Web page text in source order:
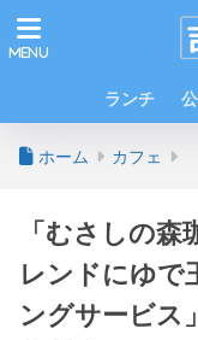
ランチ
ホーム カフェ
「むさしの
レンドにゆで
ングサービス